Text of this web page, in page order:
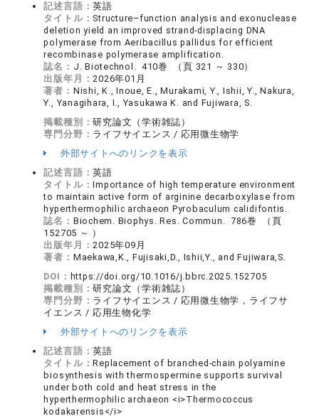
記述言語：英語
タイトル： Structure–function analysis and exonuclease
deletion yield an improved strand-displacing DNA
polymerase from Aeribacillus pallidus for efficient
recombinase polymerase amplification.
誌名： J. Biotechnol. 410巻 （頁 321 ～ 330）
出版年月：2026年01月
著者： Nishi, K., Inoue, E., Murakami, Y., Ishii, Y., Nakura,
Y., Yanagihara, I., Yasukawa K. and Fujiwara, S.
掲載種別：研究論文（学術雑誌）
専門分野： ライフサイエンス / 応用微生物学
外部サイトへのリンクを表示
記述言語：英語
タイトル：Importance of high temperature environment
to maintain active form of arginine decarboxylase from
hyperthermophilic archaeon Pyrobaculum calidifontis.
誌名： Biochem. Biophys. Res. Commun. 786巻 （頁
152705 ～ ）
出版年月：2025年09月
著者： Maekawa,K., Fujisaki,D., Ishii,Y., and Fujiwara,S.
DOI： https://doi.org/10.1016/j.bbrc.2025.152705
掲載種別：研究論文（学術雑誌）
専門分野： ライフサイエンス / 応用微生物学，ライフサ
イエンス / 応用生物化学
外部サイトへのリンクを表示
記述言語：英語
タイトル：Replacement of branched-chain polyamine
biosynthesis with thermospermine supports survival
under both cold and heat stress in the
hyperthermophilic archaeon <i>Thermococcus
kodakarensis</i>